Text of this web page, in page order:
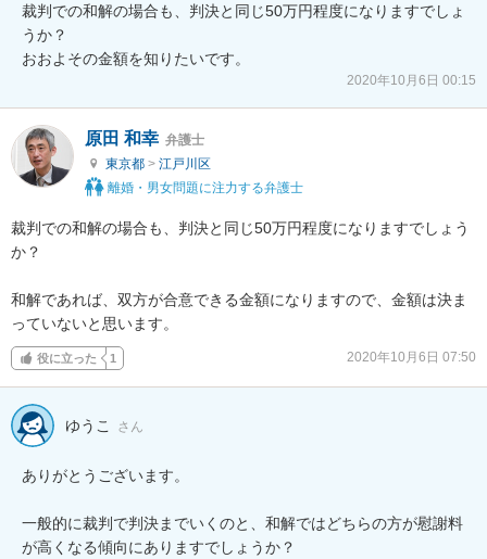
裁判での和解の場合も、判決と同じ50万円程度になりますでしょ
うか？
おおよその金額を知りたいです。
2020年10月6日 00:15
原田 和幸 弁護士
東京都 > 江戸川区
離婚・男女問題に注力する弁護士
裁判での和解の場合も、判決と同じ50万円程度になりますでしょう
か？
和解であれば、双方が合意できる金額になりますので、金額は決ま
っていないと思います。
役に立った 1 2020年10月6日 07:50
ゆうこ さん
ありがとうございます。
一般的に裁判で判決までいくのと、和解ではどちらの方が慰謝料
が高くなる傾向にありますでしょうか？